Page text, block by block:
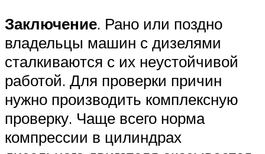
Заключение. Рано или поздно
владельцы машин с дизелями
сталкиваются с их неустойчивой
работой. Для проверки причин
нужно производить комплексную
проверку. Чаще всего норма
компрессии в цилиндрах